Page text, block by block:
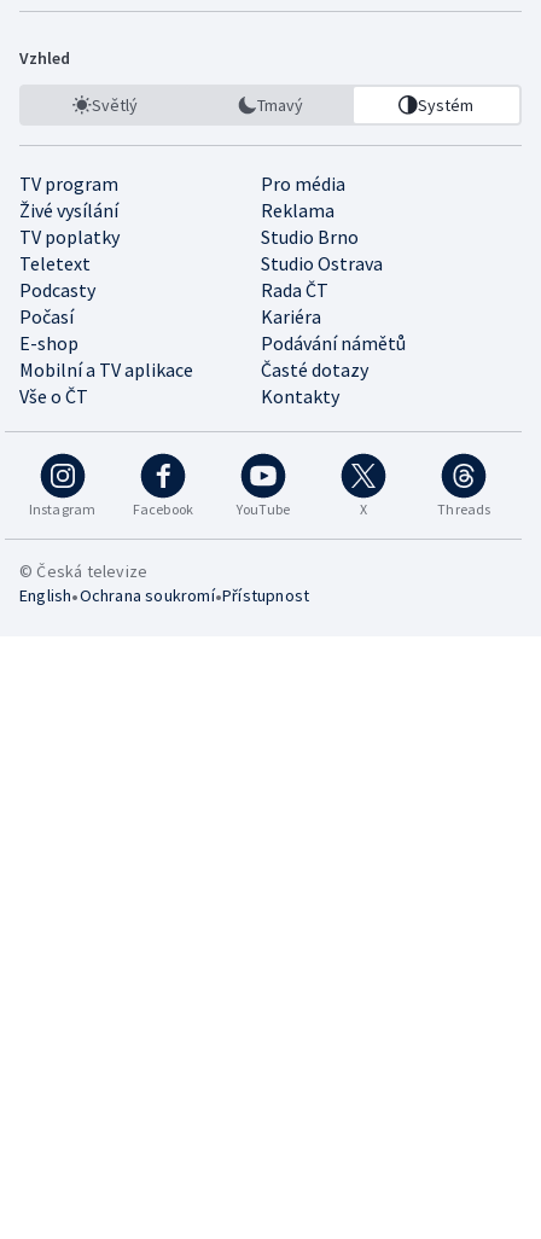
Vzhled
Světlý Tmavý Systém
TV program
Pro média
Živé vysílání
Reklama
TV poplatky
Studio Brno
Teletext
Studio Ostrava
Podcasty
Rada ČT
Počasí
Kariéra
E-shop
Podávání námětů
Mobilní a TV aplikace
Časté dotazy
Vše o ČT
Kontakty
Instagram Facebook YouTube X Threads
© Česká televize
English•Ochrana soukromí•Přístupnost